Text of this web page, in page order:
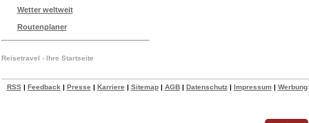
Wetter weltweit
Routenplaner
Reisetravel - Ihre Startseite
RSS| Feedback | Presse | Karriere | Sitemap| AGB| Datenschutz| Impressum| Werbung